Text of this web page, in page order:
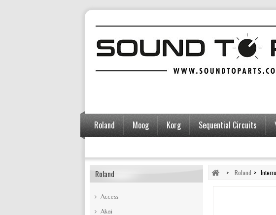
Roland Moog Korg Sequential Circuits
Roland
Access
Akai
> Roland >